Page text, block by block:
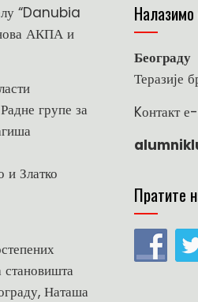
“Danubia
АКПА и
групе за
и Златко
Наташа
Београду
Теразије
Kонтакт
Пратите